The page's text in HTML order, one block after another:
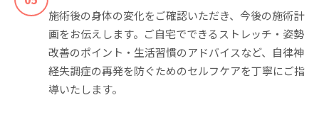
施術後の身体の変化をご確認いただき、今後の施術計
画をお伝えします。ご自宅でできるストレッチ・姿勢
改善のポイント・生活習慣のアドバイスなど、自律神
経失調症の再発を防ぐためのセルフケアを丁寧にご指
導いたします。